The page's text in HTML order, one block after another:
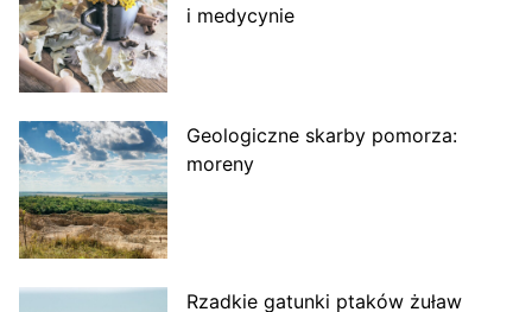
i medycynie
Geologiczne skarby pomorza:
moreny
Rzadkie gatunki ptaków żuław